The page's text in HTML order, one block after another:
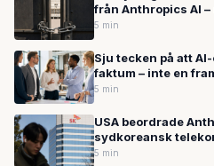
från Anthropics AI –
5 min
Sju tecken på att
faktum – inte en
5 min
USA beordrade
sydkoreansk
misstankar räcker
5 min